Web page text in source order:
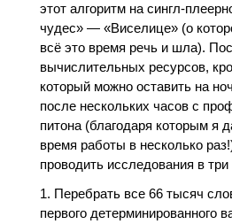
этот алгоритм на сингл-
чудес» — «Виселице» (о
всё это время речь и шла).
вычислительных ресурсов,
который можно оставить на
после нескольких часов с
питона (благодаря которым я
время работы в несколько
проводить исследования в три
Перебрать все 66 тысяч
первого детерминированного